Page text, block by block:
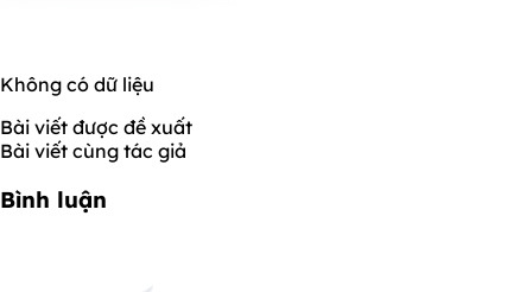
Không có dữ liệu
Bài viết được đề xuất
Bài viết cùng tác giả
Bình luận